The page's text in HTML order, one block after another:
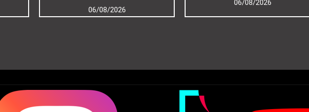
06/08/2026
06/08/2026